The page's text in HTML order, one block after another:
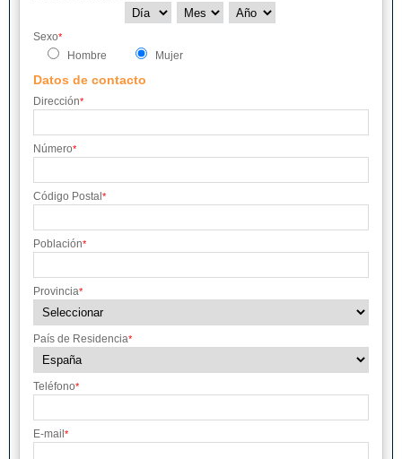
Sexo*
Hombre Mujer
Datos de contacto
Dirección*
Número*
Código Postal *
Población*
Provincia*
País de Residencia*
Teléfono*
E-mail *